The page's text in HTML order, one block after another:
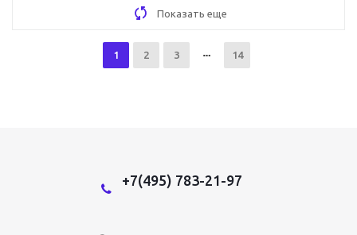
Показать еще
1 2 3 14
+7(495) 783-21-97